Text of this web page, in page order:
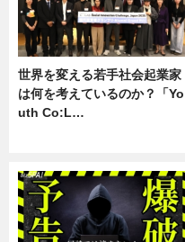
世界を変える若手社会起業家
は何を考えているのか？「Yo
uth Co:L…